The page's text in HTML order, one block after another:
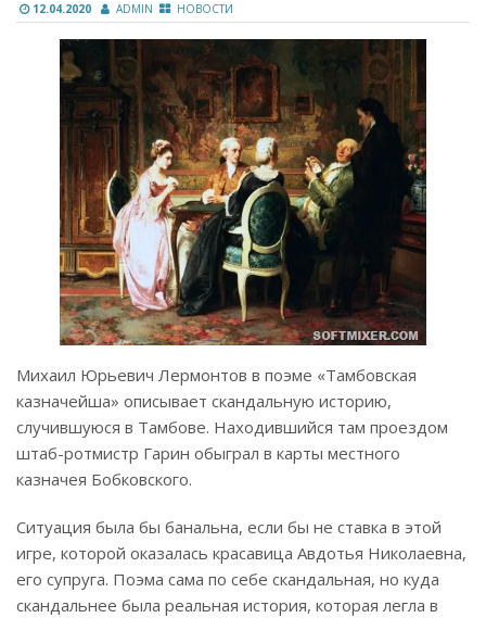
12.04.2020 ADMIN НОВОСТИ
Михаил Юрьевич Лермонтов в поэме «Тамбовская
казначейша» описывает скандальную историю,
случившуюся в Тамбове. Находившийся там проездом
штаб-ротмистр Гарин обыграл в карты местного
казначея Бобковского.
Ситуация была бы банальна, если бы не ставка в этой
игре, которой оказалась красавица Авдотья Николаевна,
его супруга. Поэма сама по себе скандальная, но куда
скандальнее была реальная история, которая легла в